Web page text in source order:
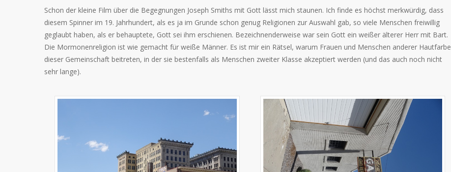
Schon der kleine Film über die Begegnungen Joseph Smiths mit Gott lässt mich staunen. Ich finde es höchst merkwürdig, dass
diesem Spinner im 19. Jahrhundert, als es ja im Grunde schon genug Religionen zur Auswahl gab, so viele Menschen freiwillig
geglaubt haben, als er behauptete, Gott sei ihm erschienen. Bezeichnenderweise war sein Gott ein weißer älterer Herr mit Bart.
Die Mormonenreligion ist wie gemacht für weiße Männer. Es ist mir ein Rätsel, warum Frauen und Menschen anderer Hautfarbe
dieser Gemeinschaft beitreten, in der sie bestenfalls als Menschen zweiter Klasse akzeptiert werden (und das auch noch nicht
sehr lange).